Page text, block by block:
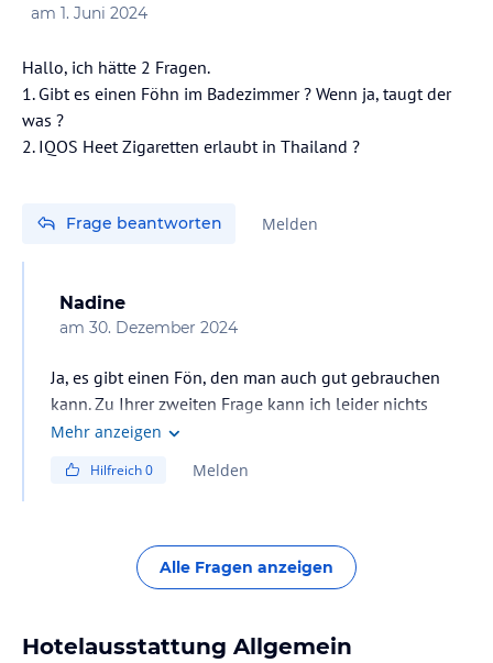
am 1. Juni 2024
Hallo, ich hätte 2 Fragen.
1. Gibt es einen Föhn im Badezimmer ? Wenn ja, taugt der
was ?
2. IQOS Heet Zigaretten erlaubt in Thailand ?
Frage beantworten Melden
Nadine
am 30. Dezember 2024
Ja, es gibt einen Fön, den man auch gut gebrauchen
kann. Zu Ihrer zweiten Frage kann ich leider nichts
sagen, da ich Nichtraucherin bin ;-)
Mehr anzeigen
Hilfreich0 Melden
Alle Fragen anzeigen
Hotelausstattung Allgemein